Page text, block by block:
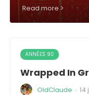
Read more
ANNÉES 90
Wrapped In
OldClaude · 14